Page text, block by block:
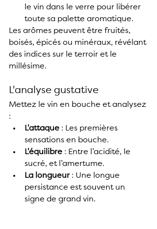
le vin dans le verre pour libérer
toute sa palette aromatique.
Les arômes peuvent être fruités,
boisés, épicés ou minéraux, révélant
des indices sur le terroir et le
millésime.
L'analyse gustative
Mettez le vin en bouche et analysez
:
L'attaque : Les premières
sensations en bouche.
L'équilibre : Entre l’acidité, le
sucré, et l’amertume.
La longueur : Une longue
persistance est souvent un
signe de grand vin.